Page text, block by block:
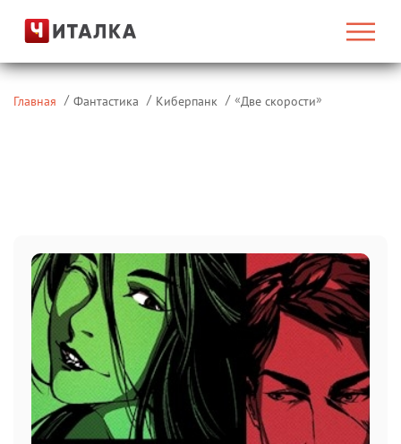
Главная Фантастика Киберпанк «Две скорости»